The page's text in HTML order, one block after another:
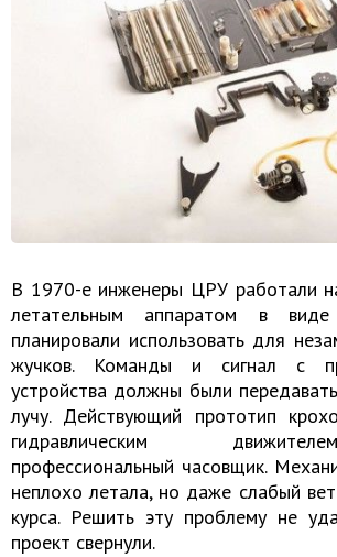
В 1970-е инженеры ЦРУ работали
летательным аппаратом в
планировали использовать для
жучков. Команды и сигнал с
устройства должны были
лучу. Действующий прототип
гидравлическим
профессиональный часовщик.
неплохо летала, но даже слабый
курса. Решить эту проблему не
проект свернули.